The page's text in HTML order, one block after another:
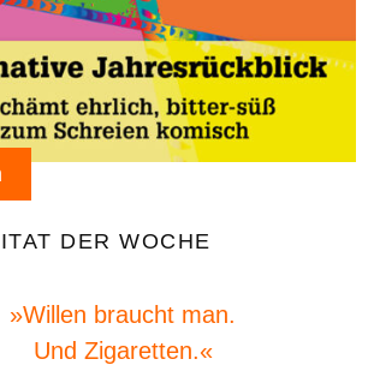
DER WOCHE
»Willen braucht man.
Und Zigaretten.«